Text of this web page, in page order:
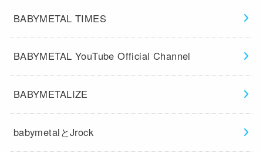
BABYMETAL TIMES
BABYMETAL YouTube Official Channel
BABYMETALIZE
babymetalとJrock